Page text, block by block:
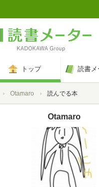
トップ 読書メ
トップOtamaro 読んでる本
Otamaro